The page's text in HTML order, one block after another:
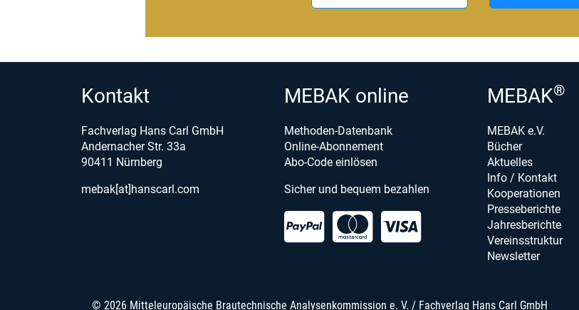
Kontakt
Fachverlag Hans Carl GmbH
Andernacher Str. 33a
90411 Nürnberg
mebak[at]hanscarl.com
MEBAK online
Methoden-Datenbank
Online-Abonnement
Abo-Code einlösen
Sicher und bequem bezahlen
MEBAK®
MEBAK e.V.
Bücher
Aktuelles
Info / Kontakt
Kooperationen
Presseberichte
Jahresberichte
Vereinsstruktur
Newsletter
© 2026 Mitteleuropäische Brautechnische Analysenkommission e. V. / Fachverlag Hans Carl GmbH